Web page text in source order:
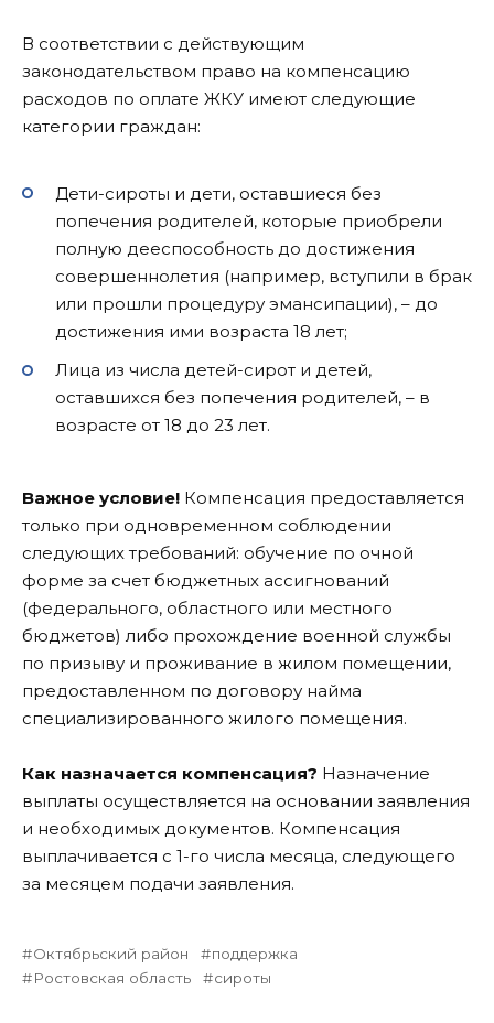
В соответствии с действующим
законодательством право на компенсацию
расходов по оплате ЖКУ имеют следующие
категории граждан:
Дети-сироты и дети, оставшиеся без
попечения родителей, которые приобрели
полную дееспособность до достижения
совершеннолетия (например, вступили в брак
или прошли процедуру эмансипации), – до
достижения ими возраста 18 лет;
Лица из числа детей-сирот и детей,
оставшихся без попечения родителей, – в
возрасте от 18 до 23 лет.
Важное условие! Компенсация предоставляется
только при одновременном соблюдении
следующих требований: обучение по очной
форме за счет бюджетных ассигнований
(федерального, областного или местного
бюджетов) либо прохождение военной службы
по призыву и проживание в жилом помещении,
предоставленном по договору найма
специализированного жилого помещения.
Как назначается компенсация? Назначение
выплаты осуществляется на основании заявления
и необходимых документов. Компенсация
выплачивается с 1-го числа месяца, следующего
за месяцем подачи заявления.
Октябрьский район
поддержка
Ростовская область
сироты